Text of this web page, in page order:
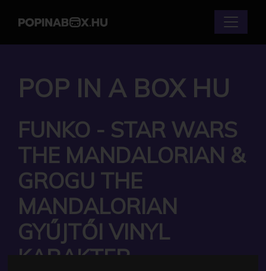
POP IN A BOX HU
FUNKO - STAR WARS
THE MANDALORIAN &
GROGU THE
MANDALORIAN
GYŰJTŐI VINYL
KARAKTER